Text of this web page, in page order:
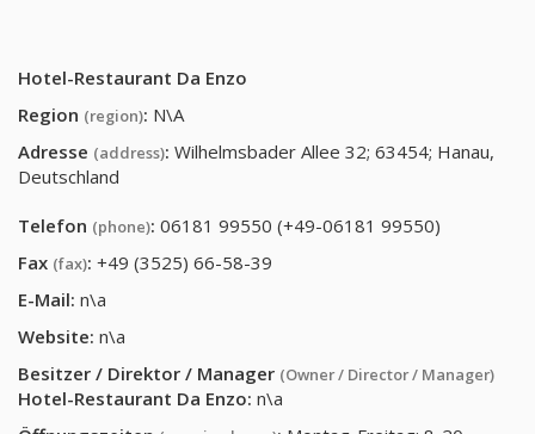
Hotel-Restaurant Da Enzo
Region (region): N\A
Adresse (address): Wilhelmsbader Allee 32; 63454; Hanau,
Deutschland
Telefon (phone): 06181 99550 (+49-06181 99550)
Fax (fax): +49 (3525) 66-58-39
E-Mail: n\a
Website: n\a
Besitzer / Direktor / Manager (Owner / Director / Manager)
Hotel-Restaurant Da Enzo: n\a